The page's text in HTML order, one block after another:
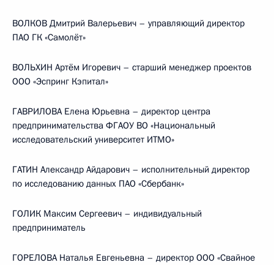
ВОЛКОВ Дмитрий Валерьевич – управляющий директор
ПАО ГК «Самолёт»
ВОЛЬХИН Артём Игоревич – старший менеджер проектов
ООО «Эспринг Кэпитал»
ГАВРИЛОВА Елена Юрьевна – директор центра
предпринимательства ФГАОУ ВО «Национальный
исследовательский университет ИТМО»
ГАТИН Александр Айдарович – исполнительный директор
по исследованию данных ПАО «Сбербанк»
ГОЛИК Максим Сергеевич – индивидуальный
предприниматель
ГОРЕЛОВА Наталья Евгеньевна – директор ООО «Свайное